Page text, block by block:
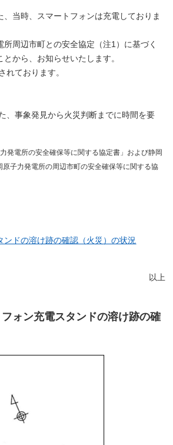
当時、スマートフォンは充電しておりま
周辺市町との安全協定（注1）に基づく
から、お知らせいたします。
れております。
、事象発見から火災判断までに時間を要
発電所の安全確保等に関する協定書」および静岡
子力発電所の周辺市町の安全確保等に関する協
ドの溶け跡の確認（火災）の状況
以上
ォン充電スタンドの溶け跡の確